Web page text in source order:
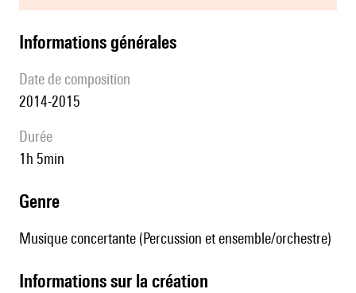
informations générales
date de composition
2014-2015
durée
1h 5min
genre
Musique concertante (Percussion et ensemble/orchestre)
informations sur la création